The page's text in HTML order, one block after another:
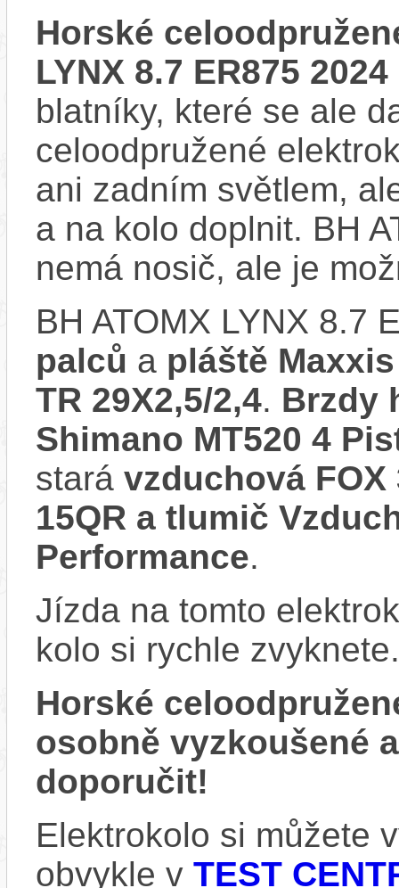
Horské
LYNX 8.7 ER875 2024
blatníky, které se ale
celoodpružené
ani zadním světlem,
a na kolo doplnit. BH
nemá nosič, ale je
BH ATOMX LYNX 8.7
palců a pláště
TR 29X2,5/2,4. Brzdy
Shimano MT520 4
stará vzduchová FOX
15QR a tlumič
Performance.
Jízda na tomto
kolo si rychle zvyknete.
Horské
osobně vyzkoušené
doporučit!
Elektrokolo si můžete
obvykle v TEST